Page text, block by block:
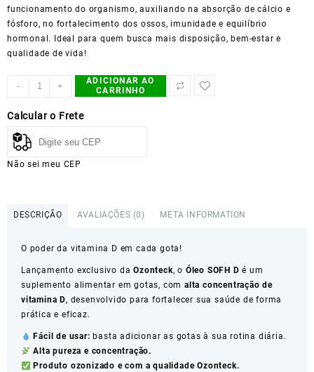
funcionamento do organismo, auxiliando na absorção de cálcio e
fósforo, no fortalecimento dos ossos, imunidade e equilíbrio
hormonal. Ideal para quem busca mais disposição, bem-estar e
qualidade de vida!
-
Óleo
D
Ozonteck
+
ADICIONAR AO
CARRINHO
Calcular o Frete
Não sei meu CEP
DESCRIÇÃO AVALIAÇÕES (0) META INFORMATION
O poder da vitamina D em cada gota!
Lançamento exclusivo daOzonteck, o Óleo SOFH D é um
suplemento alimentar em gotas, comalta concentração de
vitamina D, desenvolvido para fortalecer sua saúde de forma
prática e eficaz.
Fácil de usar: basta adicionar as gotas à sua rotina diária.
Alta pureza e concentração.
Produto ozonizado e com a qualidade Ozonteck.